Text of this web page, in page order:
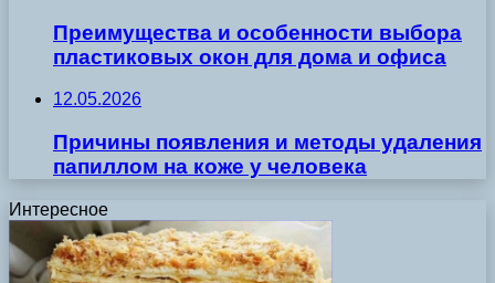
Преимущества и особенности выбора
пластиковых окон для дома и офиса
12.05.2026
Причины появления и методы удаления
папиллом на коже у человека
Интересное